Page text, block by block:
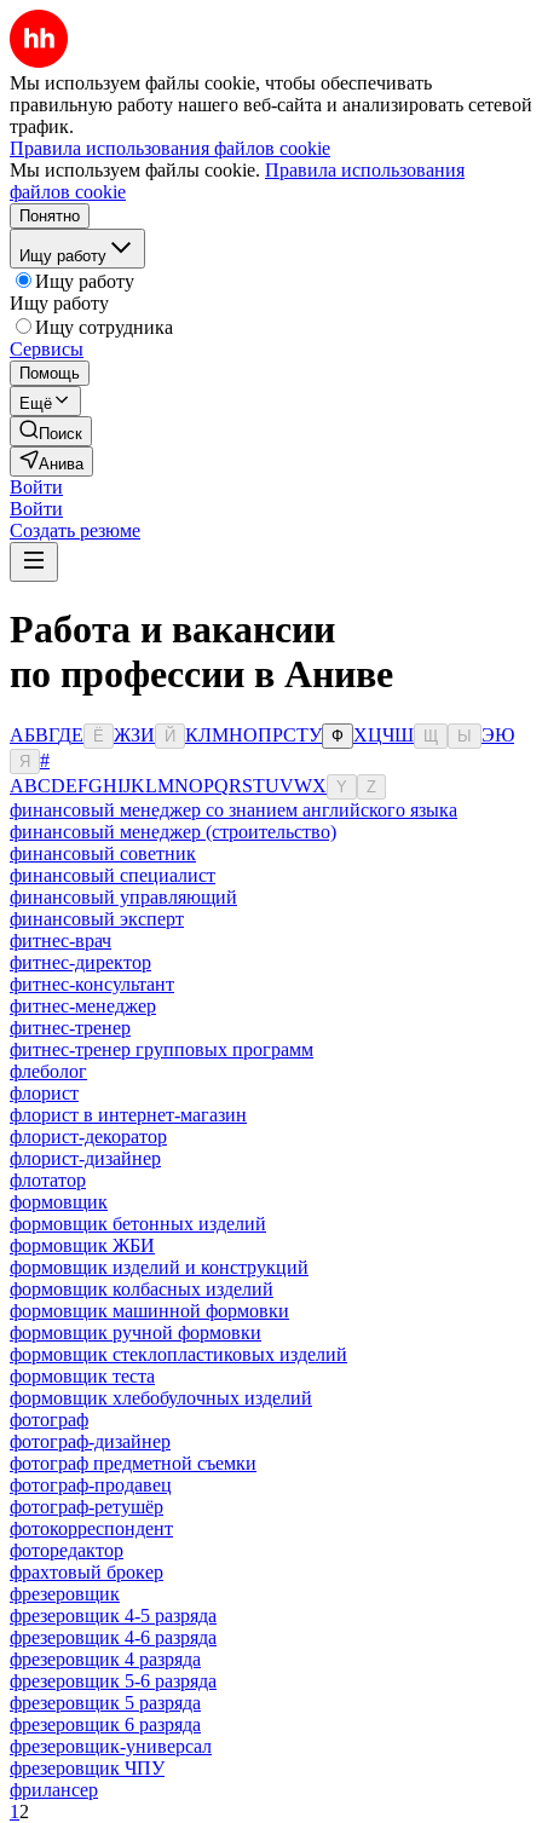
Мы используем файлы cookie, чтобы обеспечивать
правильную работу нашего веб-сайта и анализировать сетевой
трафик.
Правила использования файлов cookie
Мы используем файлы cookie. Правила использования
файлов cookie
Понятно
Ищу работу
Ищу работу
Ищу работу
Ищу сотрудника
Сервисы
Помощь
Ещё
Поиск
Анива
Войти
Войти
Создать резюме
Работа и вакансии
по профессии в Аниве
АБВГДЕ Ё ЖЗИ Й КЛМНОПРСТУ Ф ХЦЧШ Ы ЭЮ
Я
#
ABCDEFGHIJKLMNOPQRSTUVWX Y Z
финансовый менеджер со знанием английского языка
финансовый менеджер (строительство)
финансовый советник
финансовый специалист
финансовый управляющий
финансовый эксперт
фитнес-врач
фитнес-директор
фитнес-консультант
фитнес-менеджер
фитнес-тренер
фитнес-тренер групповых программ
флеболог
флорист
флорист в интернет-магазин
флорист-декоратор
флорист-дизайнер
флотатор
формовщик
формовщик бетонных изделий
формовщик ЖБИ
формовщик изделий и конструкций
формовщик колбасных изделий
формовщик машинной формовки
формовщик ручной формовки
формовщик стеклопластиковых изделий
формовщик теста
формовщик хлебобулочных изделий
фотограф
фотограф-дизайнер
фотограф предметной съемки
фотограф-продавец
фотограф-ретушёр
фотокорреспондент
фоторедактор
фрахтовый брокер
фрезеровщик
фрезеровщик 4-5 разряда
фрезеровщик 4-6 разряда
фрезеровщик 4 разряда
фрезеровщик 5-6 разряда
фрезеровщик 5 разряда
фрезеровщик 6 разряда
фрезеровщик-универсал
фрезеровщик ЧПУ
фрилансер
1 2